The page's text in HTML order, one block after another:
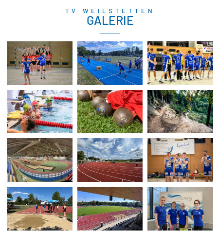
TV WEILSTETTEN
GALERIE